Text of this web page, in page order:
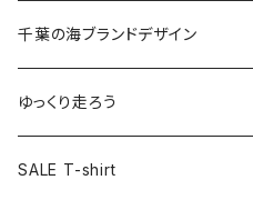
キャップ
トートバッグ
ランチバッグ
キーホルダー
クリアファイル
缶バッジ
キーホルダー
クリアファイル
缶バッジ54mm
JAGUARさんコラボグッズ
Tシャツ
ステッカー
サコッシュ
ホテルキーホルダー
缶バッジ
クリアファイル
マスク
キャップ
エコバッグ
ステッカー
Tシャツ
キャップ
ステッカー
千葉の海ブランドデザイン
Tシャツ
キャップ
ゆっくり走ろう
Tシャツ
SALE T-shirt